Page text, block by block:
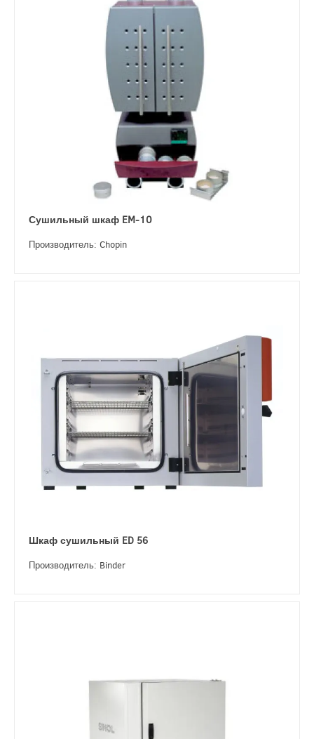
Сушильный шкаф EM-10
Производитель: Chopin
Шкаф сушильный ED 56
Производитель: Binder